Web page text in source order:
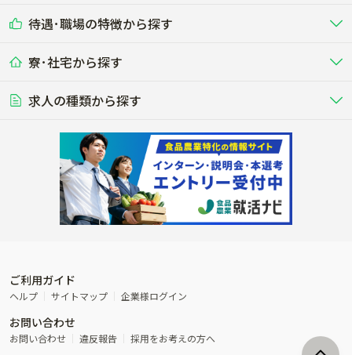
する牧場
養豚
る養豚場
レースで活躍する馬の手入れや子馬
その他畜産
その他動物の畜産業（羊、ウズラな
ど）
畑・圃場で野菜・穀物を生産 ビニールハウスで多様な野菜の生産
稲作
ビニールハウスで観賞用植物の栽
植物工場
環境制御された工場で野菜の生産管
理
農業資材･肥料
農場設備・肥料・飼料の生産・流
農業用の機械・機材の開発・販
流通･商社
農産物・農産品の物流・卸し・輸出
入
製造･加工･販売 福祉
その他農業関連企業
ネス
その他業種
木材の植林・伐採・加工、または
漁業･養殖
魚介類の採捕・養殖、または水産加
工場
研究･開発 WEB･IT
その他職種
未経験歓迎
学歴不問
50代採用実績あり
AT免許OK
内定まで最短1週間 管理者･幹部採用
待遇･職場の特徴から探す
社会保険完備
食事補助あり
年間休日100日以上
経験者優遇 独立支援可能
寮･社宅から探す
単身寮あり
寮･社宅相談可
求人の種類から探す
転職おまかせ求人
ご利用ガイド
ヘルプ サイトマップ 企業様ログイン
お問い合わせ
お問い合わせ 違反報告 採用をお考えの方へ